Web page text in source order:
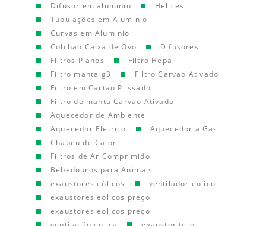
Difusor em aluminio
Helices
Tubulações em Aluminio
Curvas em Aluminio
Colchao Caixa de Ovo
Difusores
Filtros Planos
Filtro Hepa
Filtro manta g3
Filtro Carvao Ativado
Filtro em Cartao Plissado
Filtro de manta Carvao Ativado
Aquecedor de Ambiente
Aquecedor Eletrico
Aquecedor a Gas
Chapeu de Calor
Filtros de Ar Comprimido
Bebedouros para Animais
exaustores eólicos
ventilador eolico
exaustores eolicos preço
exaustores eolicos preço